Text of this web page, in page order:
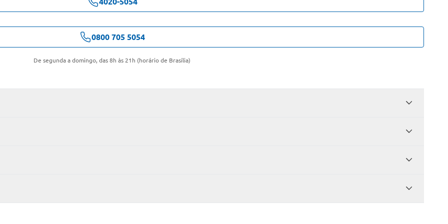
0800 705 5054
De segunda a domingo, das 8h às 21h (horário de Brasília)